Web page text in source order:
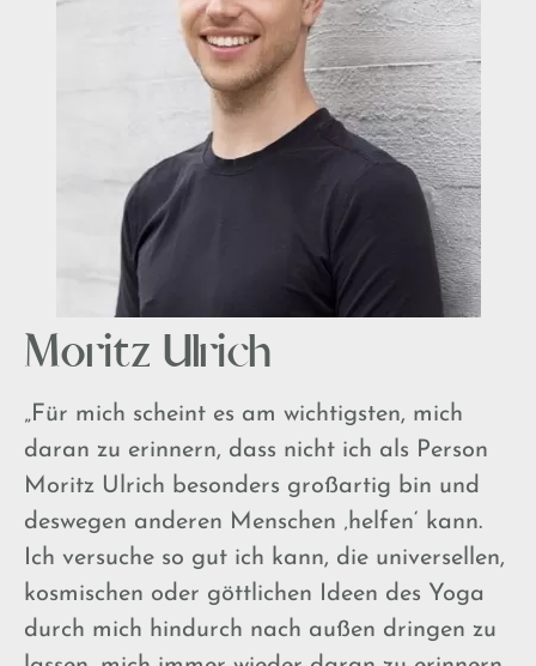
Moritz Ulrich
„Für mich scheint es am wichtigsten, mich
daran zu erinnern, dass nicht ich als Person
Moritz Ulrich besonders großartig bin und
deswegen anderen Menschen ‚helfen‘ kann.
Ich versuche so gut ich kann, die universellen,
kosmischen oder göttlichen Ideen des Yoga
durch mich hindurch nach außen dringen zu